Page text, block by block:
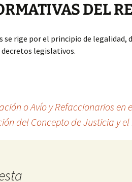
DEL
se rige por el principio de legalidad,
legislativos.
o Avío y Refaccionarios en
del Concepto de Justicia y